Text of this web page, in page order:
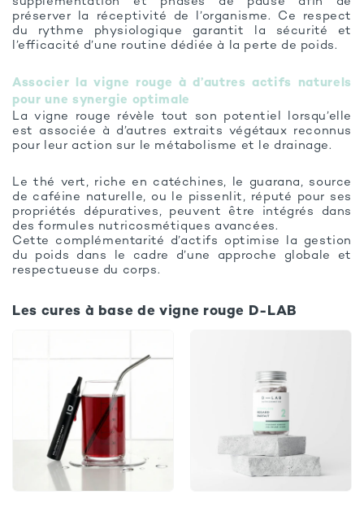
préserver la réceptivité de l’organisme. Ce respect
du rythme physiologique garantit la sécurité et
l’efficacité d’une routine dédiée à la perte de poids.
Associer la vigne rouge à d’autres actifs naturels
pour une synergie optimale
La vigne rouge révèle tout son potentiel lorsqu’elle
est associée à d’autres extraits végétaux reconnus
pour leur action sur le métabolisme et le drainage.
Le thé vert, riche en catéchines, le guarana, source
de caféine naturelle, ou le pissenlit, réputé pour ses
propriétés dépuratives, peuvent être intégrés dans
des formules nutricosmétiques avancées.
Cette complémentarité d’actifs optimise la gestion
du poids dans le cadre d’une approche globale et
respectueuse du corps.
Les cures à base de vigne rouge D-LAB